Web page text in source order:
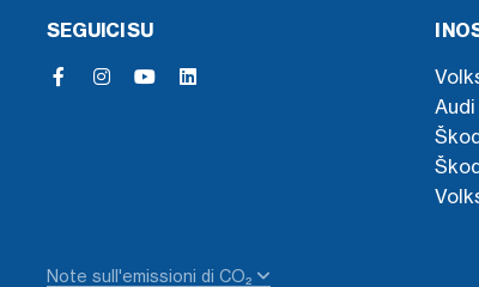
SEGUICI SU I
Note sull'emissioni di CO₂